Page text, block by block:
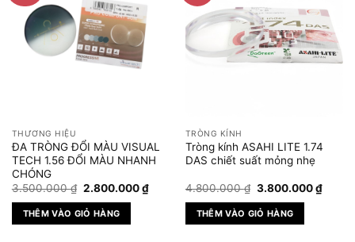
THƯƠNG HIỆU
ĐA TRÒNG ĐỔI MÀU VISUAL
TECH 1.56 ĐỔI MÀU NHANH
CHÓNG
3.500.000₫ Giá
là:
3.500.000 ₫.
2.800.000₫Giá
hiện
2.800.000 ₫.
THÊM VÀO GIỎ HÀNG
TRÒNG KÍNH
Tròng kính ASAHI LITE 1.74
DAS chiết suất mỏng nhẹ
4.800.000₫ Giá
là:
4.800.000 ₫.
3.800.000₫Giá
hiện
THÊM VÀO GIỎ HÀNG